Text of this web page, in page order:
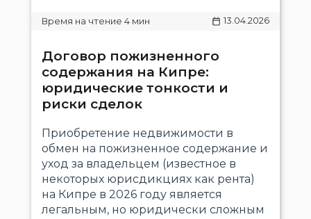
13.04.2026
Договор пожизненного
содержания на Кипре:
юридические тонкости и
риски сделок
Приобретение недвижимости в
обмен на пожизненное содержание и
уход за владельцем (известное в
некоторых юрисдикциях как рента)
на Кипре в 2026 году является
легальным, но юридически сложным